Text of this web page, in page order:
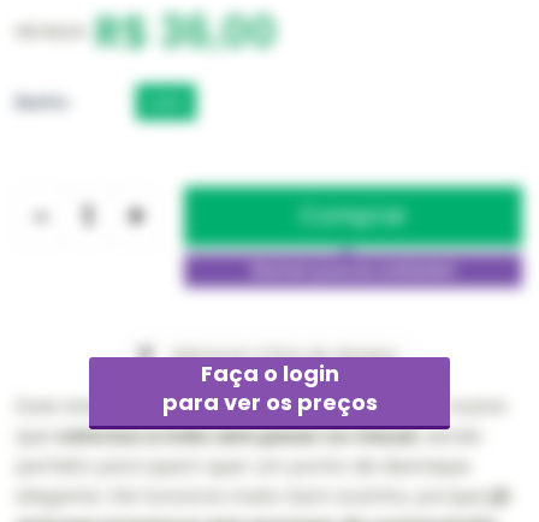
R$ 36,00
Banho
- +
Adicionar à lista de desejos
Esse anel tem um desenho floral com volume suave
que
valoriza a mão sem pesar no visual, sendo
perfeito para quem quer um ponto de destaque
elegante. Ele funciona muito bem sozinho, porque já
Faça o login
para ver os preços